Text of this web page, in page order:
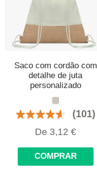
Saco com cordão com
detalhe de juta
personalizado
(101)
De 3,12 €
COMPRAR